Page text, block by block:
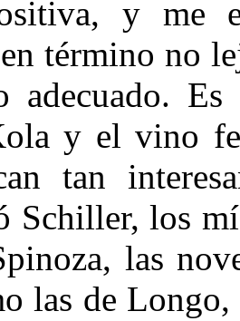
y me
término no
adecuado.
y el vino
tan
Schiller, los
las
las de